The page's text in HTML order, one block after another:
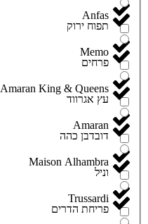
Anfas
Memo
Amaran King & Queens
Amaran
Maison Alhambra
Trussardi
תפוח ירוק
פרחים
עץ אגרווד
דובדבן כהה
וניל
פריחת הדרים